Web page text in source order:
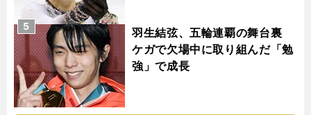
羽生結弦、五輪連覇の舞台裏
ケガで欠場中に取り組んだ「勉
強」で成長
5